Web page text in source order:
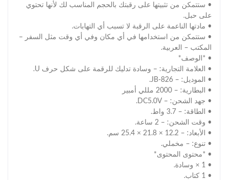
• ستتمكن من تثبيتها على رقبتك بالحجم المناسب لك لأنها تحتوي
على حبل.
• مادتها الناعمة على الرقبة لا تسبب أي التهابات.
• ستتمكن من استخدامها في أي مكان وفي أي وقت مثل السفر –
المكتب – العربية.
• *الوصف*
• العلامة التجارية: – وسادة تدليك للرقمة على شكل حرف U.
• الموديل: – JB-826.
• البطارية: – 2000 مللي أمبير
• جهد الشحن: – DC5.0V.
• الطاقة: – 3.7 واط.
• وقت الشحن: – 2 ساعة.
• الأبعاد: – 12.2 × 21.8 × 25.4 سم.
• تنوع: – مخملي.
• *محتوى المحتوى*
• 1 × وسادة.
• 1 كتاب.